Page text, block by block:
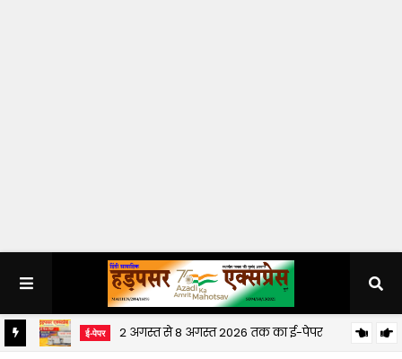
ई-पेपर 2 अगस्त से 8 अगस्त 2026 तक का ई-पेपर